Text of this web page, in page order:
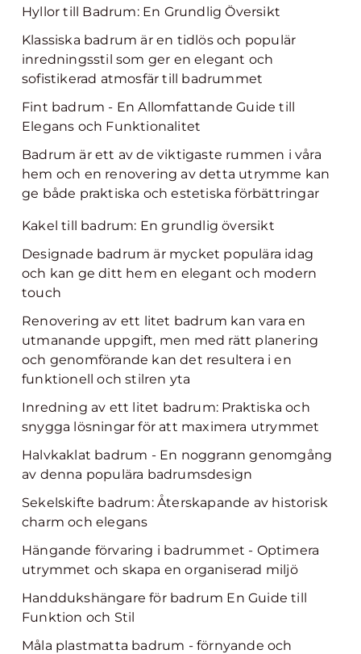
Hyllor till Badrum: En Grundlig Översikt
Klassiska badrum är en tidlös och populär
inredningsstil som ger en elegant och
sofistikerad atmosfär till badrummet
Fint badrum - En Allomfattande Guide till
Elegans och Funktionalitet
Badrum är ett av de viktigaste rummen i våra
hem och en renovering av detta utrymme kan
ge både praktiska och estetiska förbättringar
Kakel till badrum: En grundlig översikt
Designade badrum är mycket populära idag
och kan ge ditt hem en elegant och modern
touch
Renovering av ett litet badrum kan vara en
utmanande uppgift, men med rätt planering
och genomförande kan det resultera i en
funktionell och stilren yta
Inredning av ett litet badrum: Praktiska och
snygga lösningar för att maximera utrymmet
Halvkaklat badrum - En noggrann genomgång
av denna populära badrumsdesign
Sekelskifte badrum: Återskapande av historisk
charm och elegans
Hängande förvaring i badrummet - Optimera
utrymmet och skapa en organiserad miljö
Handdukshängare för badrum En Guide till
Funktion och Stil
Måla plastmatta badrum - förnyande och